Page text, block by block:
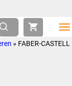
» FABER-CASTELL